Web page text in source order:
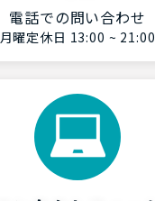
電話での問い合わせ
月曜定休日 13:00 ~ 21:00